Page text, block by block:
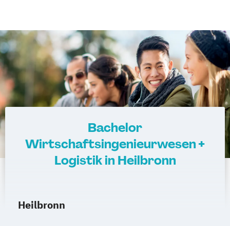
Bachelor
Wirtschaftsingenieurwesen +
Logistik in Heilbronn
Heilbronn